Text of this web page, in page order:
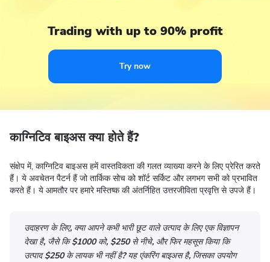
Trading with up to 90% profit
Try now
काग्निटिव बाइअस क्या होते हैं?
संक्षेप में, काग्निटिव बाइअस हमें वास्तविकता की गलत व्याख्या करने के लिए प्रेरित करते
हैं। ये अवचेतन पैटर्न हैं जो तार्किक सोच को शॉर्ट सर्किट और लगभग सभी को प्रभावित
करते हैं। ये आमतौर पर हमारे मस्तिष्क की अंतर्निहित उत्तरजीविता प्रवृत्ति से उपजे हैं।
उदाहरण के लिए, क्या आपने कभी भारी छूट वाले उत्पाद के लिए एक विज्ञापन
देखा है, जैसे कि $1000 को, $250 से नीचे, और फिर महसूस किया कि
उत्पाद $250 के लायक भी नहीं है? यह एंकरिंग बाइअस है, जिसका उपयोग